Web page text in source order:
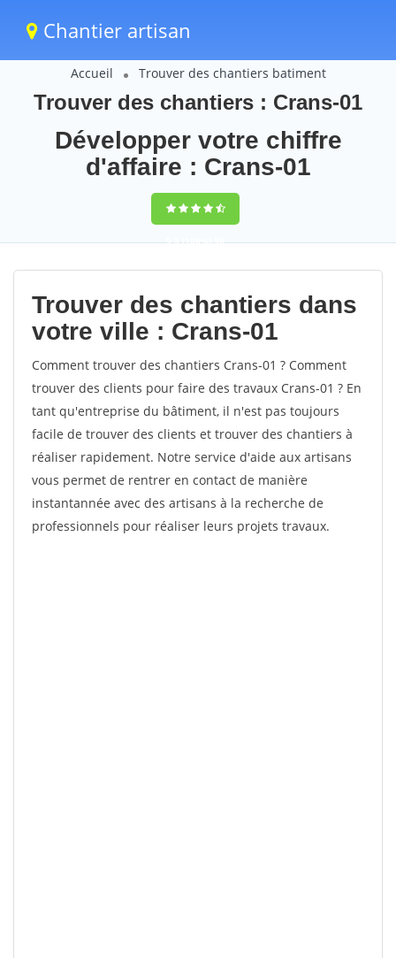
Chantier artisan
Accueil Trouver des chantiers batiment
Trouver des chantiers : Crans-01
Développer votre chiffre
d'affaire : Crans-01
9,5(100%)58
votes
Trouver des chantiers dans
votre ville : Crans-01
Comment trouver des chantiers Crans-01 ? Comment
trouver des clients pour faire des travaux Crans-01 ? En
tant qu'entreprise du bâtiment, il n'est pas toujours
facile de trouver des clients et trouver des chantiers à
réaliser rapidement. Notre service d'aide aux artisans
vous permet de rentrer en contact de manière
instantannée avec des artisans à la recherche de
professionnels pour réaliser leurs projets travaux.